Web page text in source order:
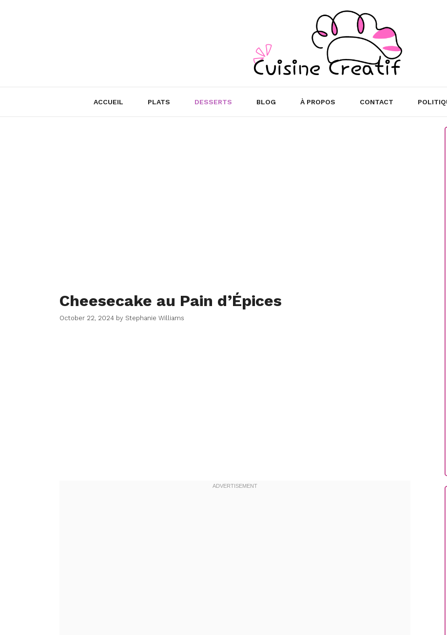
ACCUEIL PLATS DESSERTS BLOG À PROPOS CONTACT
Cheesecake au Pain d’Épices
October 22, 2024 by Stephanie Williams